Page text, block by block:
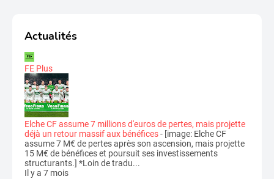
Actualités
FE Plus
Elche CF assume 7 millions d'euros de pertes, mais projette
déjà un retour massif aux bénéfices- [image: Elche CF
assume 7 M€ de pertes après son ascension, mais projette
15 M€ de bénéfices et poursuit ses investissements
structurants.] *Loin de tradu...
Il y a 7 mois